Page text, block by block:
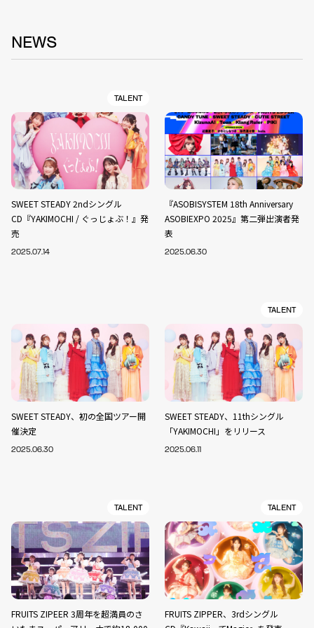
NEWS
TALENT
SWEET STEADY 2ndシングル
CD『YAKIMOCHI / ぐっじょぶ！』発
売
2025.07.14
『ASOBISYSTEM 18th Anniversary
ASOBIEXPO 2025』第二弾出演者発
表
2025.06.30
SWEET STEADY、初の全国ツアー開
催決定
2025.06.30
TALENT
SWEET STEADY、11thシングル
「YAKIMOCHI」をリリース
2025.06.11
TALENT
FRUITS ZIPEER 3周年を超満員のさ
TALENT
FRUITS ZIPPER、3rdシングル